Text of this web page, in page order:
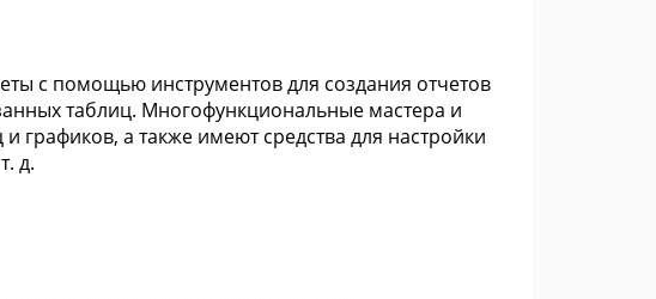
с помощью инструментов для создания отчетов
таблиц. Многофункциональные мастера и
графиков, а также имеют средства для настройки
д.